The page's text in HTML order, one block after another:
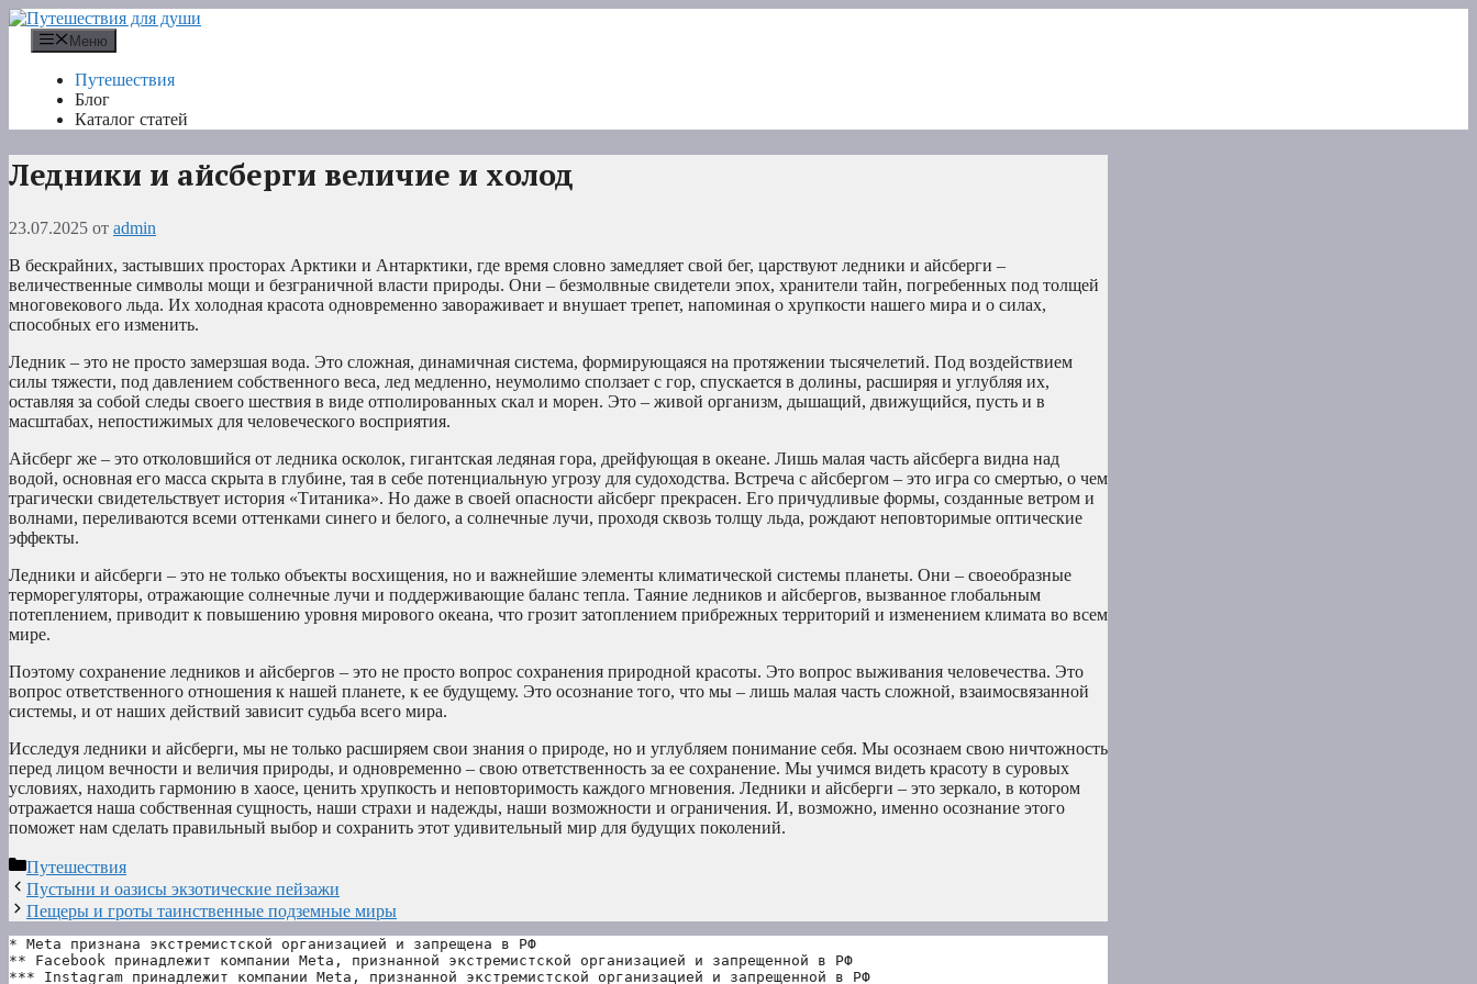
Перейти
содержимому
Меню
Путешествия
Блог
Каталог статей
Ледники и айсберги величие и холод
23.07.2025 от admin
В бескрайних, застывших просторах Арктики и Антарктики, где время словно замедляет свой бег, царствуют ледники и айсберги –
величественные символы мощи и безграничной власти природы. Они – безмолвные свидетели эпох, хранители тайн, погребенных под толщей
многовекового льда. Их холодная красота одновременно завораживает и внушает трепет, напоминая о хрупкости нашего мира и о силах,
способных его изменить.
Ледник – это не просто замерзшая вода. Это сложная, динамичная система, формирующаяся на протяжении тысячелетий. Под воздействием
силы тяжести, под давлением собственного веса, лед медленно, неумолимо сползает с гор, спускается в долины, расширяя и углубляя их,
оставляя за собой следы своего шествия в виде отполированных скал и морен. Это – живой организм, дышащий, движущийся, пусть и в
масштабах, непостижимых для человеческого восприятия.
Айсберг же – это отколовшийся от ледника осколок, гигантская ледяная гора, дрейфующая в океане. Лишь малая часть айсберга видна над
водой, основная его масса скрыта в глубине, тая в себе потенциальную угрозу для судоходства. Встреча с айсбергом – это игра со смертью, о чем
трагически свидетельствует история «Титаника». Но даже в своей опасности айсберг прекрасен. Его причудливые формы, созданные ветром и
волнами, переливаются всеми оттенками синего и белого, а солнечные лучи, проходя сквозь толщу льда, рождают неповторимые оптические
эффекты.
Ледники и айсберги – это не только объекты восхищения, но и важнейшие элементы климатической системы планеты. Они – своеобразные
терморегуляторы, отражающие солнечные лучи и поддерживающие баланс тепла. Таяние ледников и айсбергов, вызванное глобальным
потеплением, приводит к повышению уровня мирового океана, что грозит затоплением прибрежных территорий и изменением климата во всем
мире.
Поэтому сохранение ледников и айсбергов – это не просто вопрос сохранения природной красоты. Это вопрос выживания человечества. Это
вопрос ответственного отношения к нашей планете, к ее будущему. Это осознание того, что мы – лишь малая часть сложной, взаимосвязанной
системы, и от наших действий зависит судьба всего мира.
Исследуя ледники и айсберги, мы не только расширяем свои знания о природе, но и углубляем понимание себя. Мы осознаем свою ничтожность
перед лицом вечности и величия природы, и одновременно – свою ответственность за ее сохранение. Мы учимся видеть красоту в суровых
условиях, находить гармонию в хаосе, ценить хрупкость и неповторимость каждого мгновения. Ледники и айсберги – это зеркало, в котором
отражается наша собственная сущность, наши страхи и надежды, наши возможности и ограничения. И, возможно, именно осознание этого
поможет нам сделать правильный выбор и сохранить этот удивительный мир для будущих поколений.
Рубрики
Путешествия
Пустыни и оазисы экзотические пейзажи
Пещеры и гроты таинственные подземные миры
* Meta признана экстремистской организацией и запрещена в РФ
** Facebook принадлежит компании Meta, признанной экстремистской организацией и запрещенной в РФ
*** Instagram принадлежит компании Meta, признанной экстремистской организацией и запрещенной в РФ